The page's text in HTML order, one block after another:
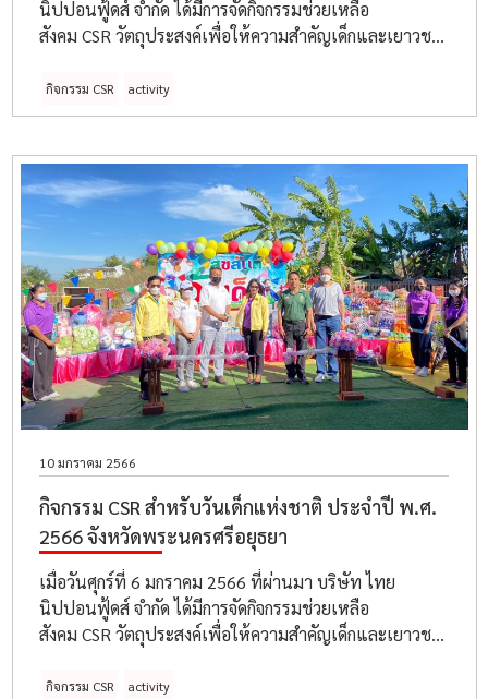
นิปปอนฟู้ดส์ จำกัด ได้มีการจัดกิจกรรมช่วยเหลือ
สังคม CSR วัตถุประสงค์เพื่อให้ความสำคัญเด็กและเยาวชน
กำลังใจ ซึ่งทางบริษัทฯ ได้เป็นส่วนหนึ่งในครั้งนี้ โดยการ
เข้าร่วมกิจกรรมวันเด็กแห่งชาติโดยจัดกิจกรรมที่โรงเรียนวัด
จำนวนนักเรียนทั้งหมด ประมาณ 110 คน ซึ่งทางบริษัทฯ
ได้นำผลิตภัณฑ์นำมาประกอบอาหาร และแจกให้กับ
นักเรียนทุกคน ซึ่งได้ผลตอบรับเป็นอย่างดี
กิจกรรม CSR activity
10 มกราคม 2566
กิจกรรม CSR สำหรับวันเด็กแห่งชาติ ประจำปี พ.ศ.
2566 จังหวัดพระนครศรีอยุธยา
เมื่อวันศุกร์ที่ 6 มกราคม 2566 ที่ผ่านมา บริษัท ไทย
นิปปอนฟู้ดส์ จำกัด ได้มีการจัดกิจกรรมช่วยเหลือ
สังคม CSR วัตถุประสงค์เพื่อให้ความสำคัญเด็กและเยาวชน
กำลังใจ ซึ่งทางบริษัทฯ ได้เป็นส่วนหนึ่งในครั้งนี้โดยการเข้า
กิจกรรม CSR activity